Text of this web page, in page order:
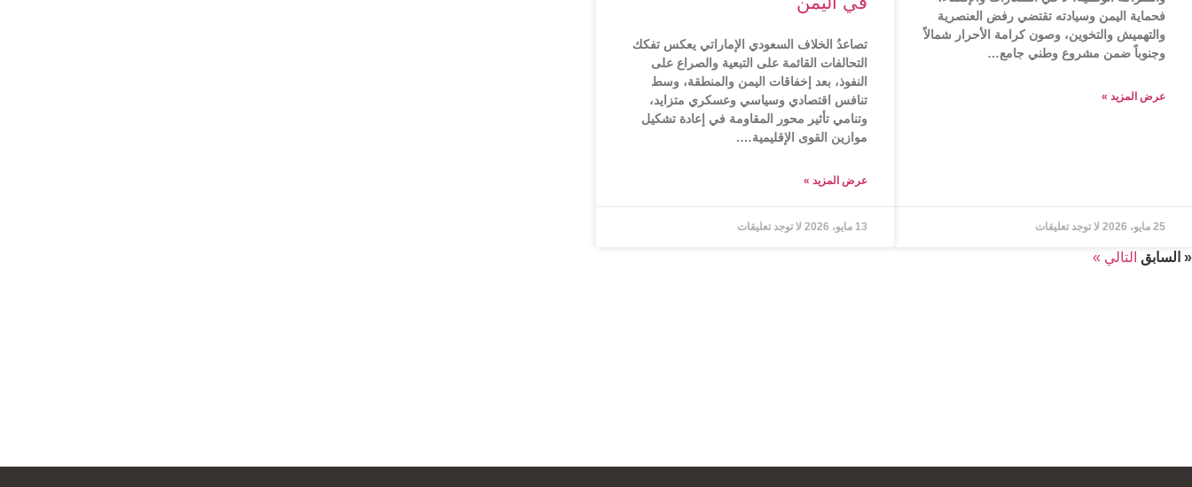
فحماية اليمن وسيادته تقتضي رفض العنصرية
والتهميش والتخوين، وصون كرامة الأحرار شمالاً
وجنوباً ضمن مشروع وطني جامع…
عرض المزید »
25 مايو، 2026 لا توجد تعليقات
تصاعدُ الخلاف السعودي الإماراتي يعكس تفكك
التحالفات القائمة على التبعية والصراع على
النفوذ، بعد إخفاقات اليمن والمنطقة، وسط
تنافس اقتصادي وسياسي وعسكري متزايد،
وتنامي تأثير محور المقاومة في إعادة تشكيل
موازين القوى الإقليمية….
عرض المزید »
13 مايو، 2026 لا توجد تعليقات
« السابق التالي »